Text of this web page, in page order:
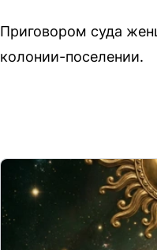
Приговором суда
колонии-поселении.